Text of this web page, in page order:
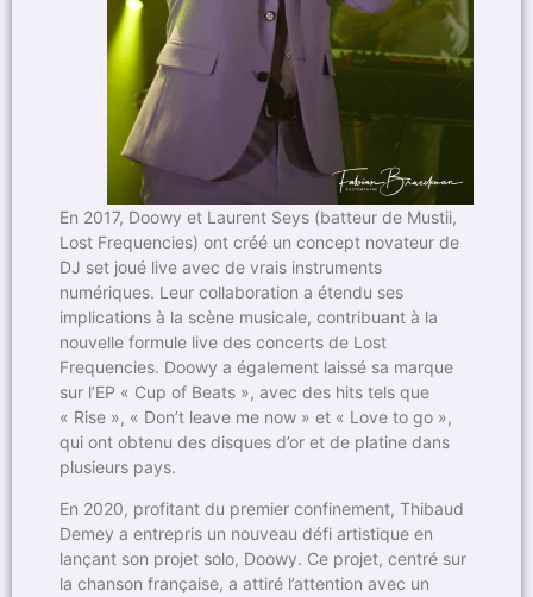
En 2017, Doowy et Laurent Seys (batteur de Mustii,
Lost Frequencies) ont créé un concept novateur de
DJ set joué live avec de vrais instruments
numériques. Leur collaboration a étendu ses
implications à la scène musicale, contribuant à la
nouvelle formule live des concerts de Lost
Frequencies. Doowy a également laissé sa marque
sur l’EP « Cup of Beats », avec des hits tels que
« Rise », « Don’t leave me now » et « Love to go »,
qui ont obtenu des disques d’or et de platine dans
plusieurs pays.
En 2020, profitant du premier confinement, Thibaud
Demey a entrepris un nouveau défi artistique en
lançant son projet solo, Doowy. Ce projet, centré sur
la chanson française, a attiré l’attention avec un